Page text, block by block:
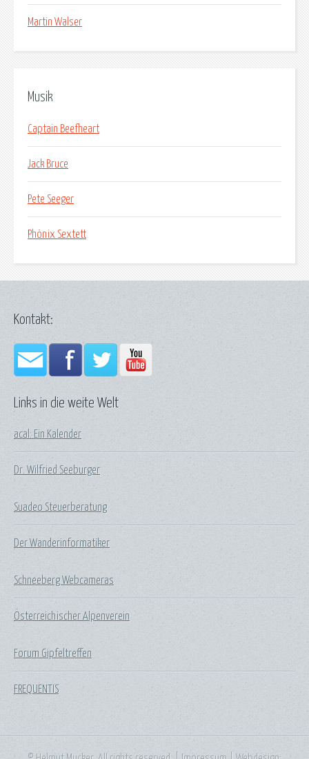
Martin Walser
Musik
Captain Beefheart
Jack Bruce
Pete Seeger
Phönix Sextett
Links in die weite Welt
acal: Ein Kalender
Dr. Wilfried Seeburger
Suadeo Steuerberatung
Der Wanderinformatiker
Schneeberg Webcameras
Österreichischer Alpenverein
Forum Gipfeltreffen
FREQUENTIS
Kontakt: